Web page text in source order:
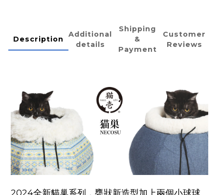
Description
Additional
details
Shipping
&
Payment
Customer
Reviews